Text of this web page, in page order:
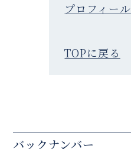
プロフィール
TOPに戻る
バックナンバー